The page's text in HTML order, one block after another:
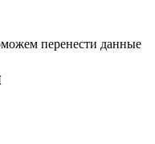
перенести данные